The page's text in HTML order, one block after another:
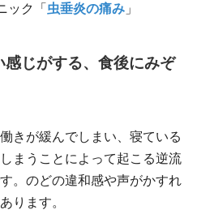
ック「 虫垂炎の痛み 」
じがする、食後にみぞ
きが緩んでしまい、寝ている
まうことによって起こる逆流
。のどの違和感や声がかすれ
ります。